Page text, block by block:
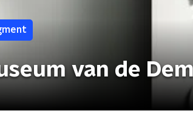
van de